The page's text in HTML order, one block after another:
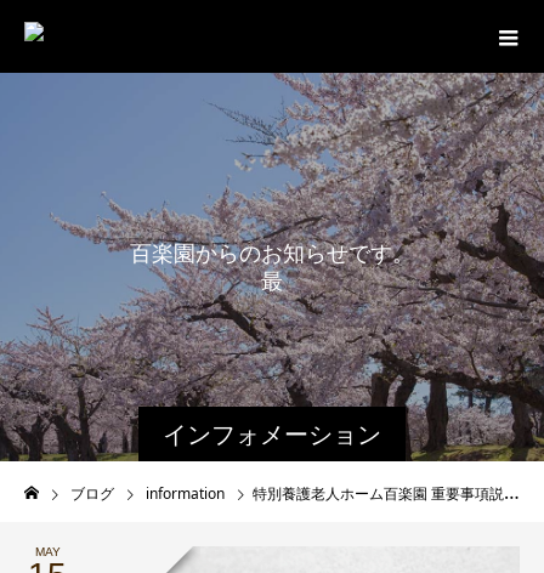
インフォメーション
百楽園からのお知らせです。
最新
ブログ information 特別養護老人ホーム百楽園 重要事項説明書
MAY